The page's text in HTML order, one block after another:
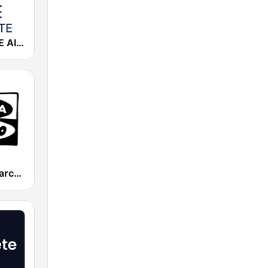
Cadena COPE Albacete
Onda Cero Barcelona